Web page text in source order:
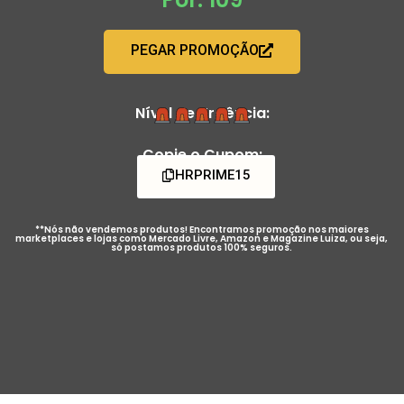
PEGAR PROMOÇÃO
Nível de Urgência:
Copie o Cupom:
HRPRIME15
**Nós não vendemos produtos! Encontramos promoção nos maiores
marketplaces e lojas como Mercado Livre, Amazon e Magazine Luiza, ou seja,
só postamos produtos 100% seguros.